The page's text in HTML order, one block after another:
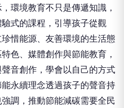
環境教育不只是傳遞知識，
式的課程，引導孩子從觀
惜能源、友善環境的生活態
色、媒體創作與節能教育，
音創作，學會以自己的方式
永續理念透過孩子的聲音持
調，推動節能減碳需要全民